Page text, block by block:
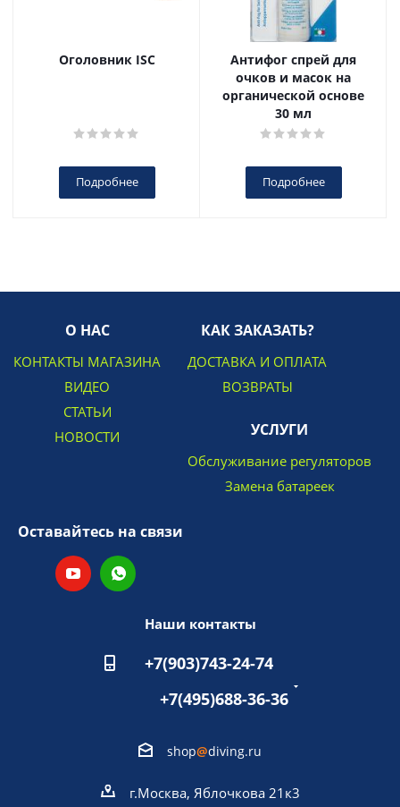
Оголовник ISC
Подробнее
Антифог спрей для
очков и масок на
органической основе
30 мл
Подробнее
О НАС
КОНТАКТЫ МАГАЗИНА
ВИДЕО
СТАТЬИ
НОВОСТИ
КАК ЗАКАЗАТЬ?
ДОСТАВКА И ОПЛАТА
ВОЗВРАТЫ
УСЛУГИ
Обслуживание регуляторов
Замена батареек
Оставайтесь на связи
Наши контакты
+7(903)743-24-74
+7(495)688-36-36
shop@diving.ru
г.Москва, Яблочкова 21к3